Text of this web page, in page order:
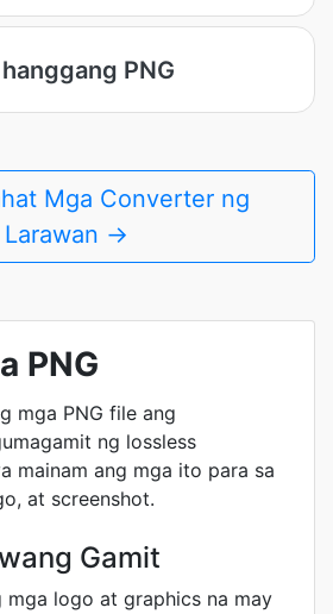
PNG
Mga Converter ng
Larawan →
PNG
mga PNG file ang
ng lossless
mainam ang mga ito para sa
at screenshot.
Gamit
mga logo at graphics na may